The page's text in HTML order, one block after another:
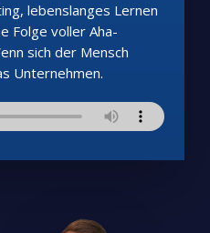
lebenslanges Lernen
Folge voller Aha-
sich der Mensch
Unternehmen.